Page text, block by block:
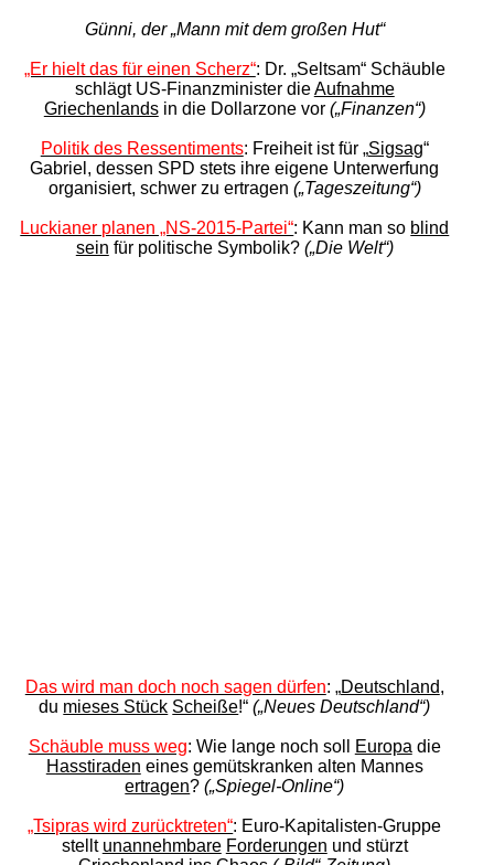
Günni, der „Mann mit dem großen Hut“
„Er hielt das für einen Scherz“: Dr. „Seltsam“ Schäuble
schlägt US-Finanz­minister dieAufnahme
Griechenlandsin die Dollarzone vor („Finanzen“)
Politik des Ressentiments: Freiheit ist für „Sigsag“
Gabriel, dessen SPD stets ihre eigene Unterwerfung
organisiert, schwer zu ertragen („Tageszeitung“)
Luckianer planen „NS-2015-Partei“: Kann man so blind
sein für politische Symbolik? („Die Welt“)
Das wird man doch noch sagen dürfen: „Deutschland,
du mieses Stück Scheiße!“(„Neues Deutschland“)
Schäuble muss weg: Wie lange noch soll Europa die
Hasstiraden eines gemütskranken alten Mannes
ertragen?(„Spiegel-Online“)
„Tsipras wird zurücktreten“: Euro-Kapitalisten-Gruppe
stellt unannehmbare Forderungen und stürzt